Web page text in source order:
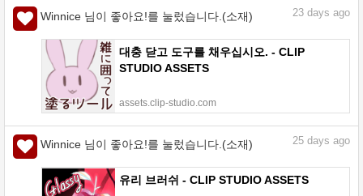
Winnice 님이 좋아요!를 눌렀습니다.(소재) 23 days ago
대충 닫고 도구를 채우십시오. - CLIP
STUDIO ASSETS
assets.clip-studio.com
Winnice 님이 좋아요!를 눌렀습니다.(소재) 25 days ago
유리 브러쉬 - CLIP STUDIO ASSETS